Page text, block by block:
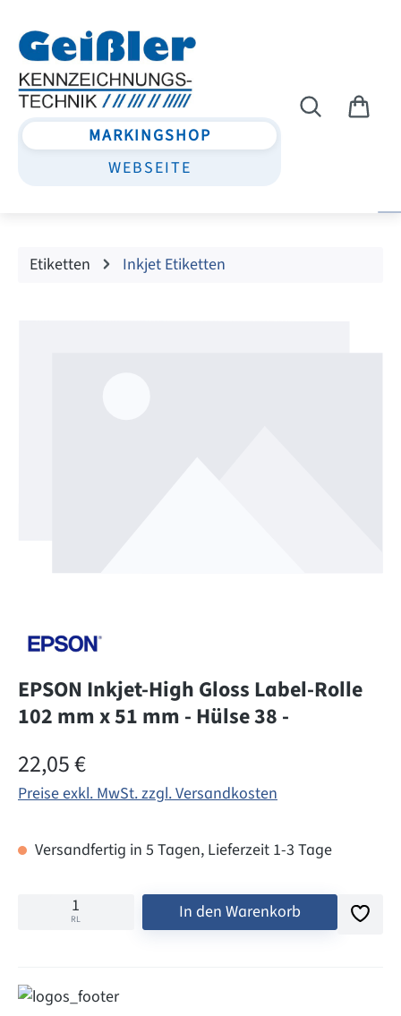
MARKINGSHOP
WEBSEITE
Etiketten Inkjet Etiketten
EPSON Inkjet-High Gloss Label-Rolle
102 mm x 51 mm - Hülse 38 -
Regulärer Preis:
22,05 €
Preise exkl. MwSt. zzgl. Versandkosten
Versandfertig in 5 Tagen, Lieferzeit 1-3 Tage
RL In den Warenkorb